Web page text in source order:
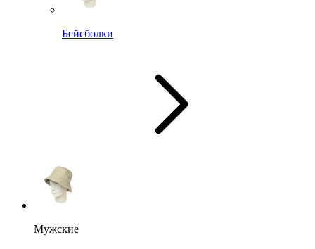
Бейсболки
Мужские